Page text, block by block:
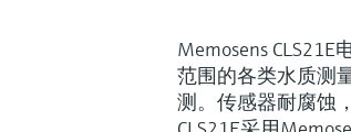
Memosens
范围的各类水质测
测。传感器耐腐蚀